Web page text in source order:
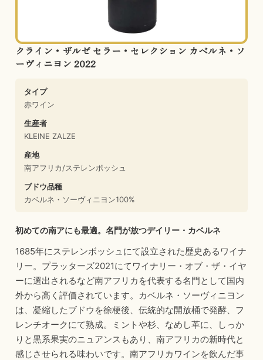
クライン・ザルゼ セラー・セレクション カベルネ・ソ
ーヴィニヨン 2022
タイプ
赤ワイン
生産者
KLEINE ZALZE
産地
南アフリカ/ステレンボッシュ
ブドウ品種
カベルネ・ソーヴィニヨン100%
初めての南アにも最適。名門が放つデイリー・カベルネ
1685年にステレンボッシュにて設立された歴史あるワイナ
リー。プラッターズ2021にてワイナリー・オブ・ザ・イヤ
ーに選出されるなど南アフリカを代表する名門として国内
外から高く評価されています。カベルネ・ソーヴィニヨン
は、凝縮したブドウを徐梗後、伝統的な開放桶で発酵、フ
レンチオークにて熟成。ミントや杉、なめし革に、しっか
りと黒系果実のニュアンスもあり、南アフリカの新時代と
感じさせられる味わいです。南アフリカワインを飲んだ事